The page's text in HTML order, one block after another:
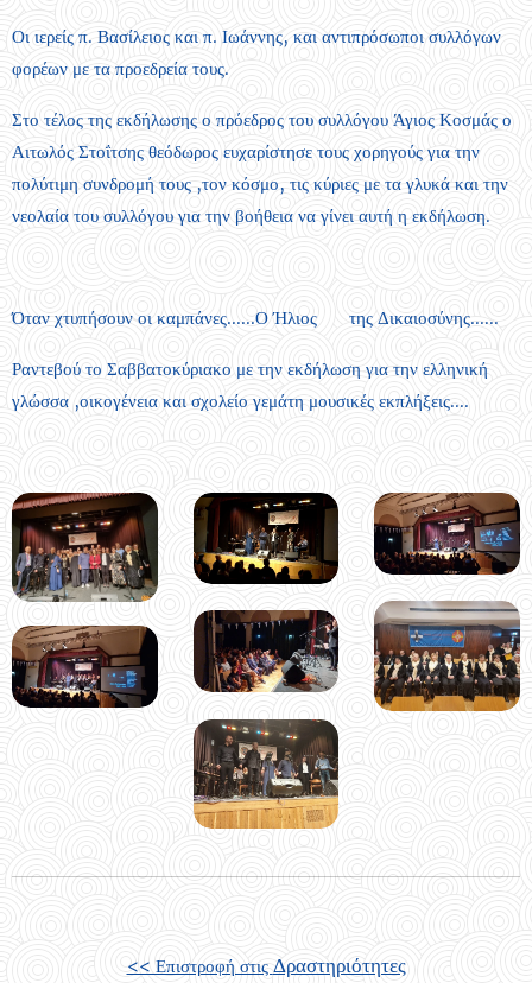
Οι ιερείς π. Βασίλειος και π. Ιωάννης, και αντιπρόσωποι συλλόγων
φορέων με τα προεδρεία τους.
Στο τέλος της εκδήλωσης ο πρόεδρος του συλλόγου Άγιος Κοσμάς ο
Αιτωλός Στοΐτσης θεόδωρος ευχαρίστησε τους χορηγούς για την
πολύτιμη συνδρομή τους ,τον κόσμο, τις κύριες με τα γλυκά και την
νεολαία του συλλόγου για την βοήθεια να γίνει αυτή η εκδήλωση.
Όταν χτυπήσουν οι καμπάνες......Ο Ήλιος ☀️ της Δικαιοσύνης......
Ραντεβού το Σαββατοκύριακο με την εκδήλωση για την ελληνική
γλώσσα ,οικογένεια και σχολείο γεμάτη μουσικές εκπλήξεις....
<< Επιστροφή στις Δραστηριότητες